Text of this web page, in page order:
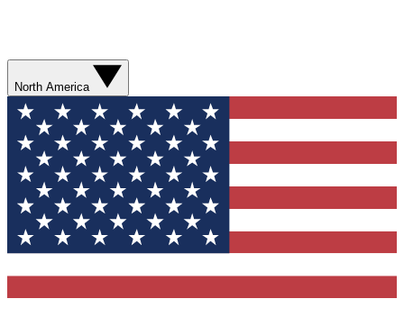
North America